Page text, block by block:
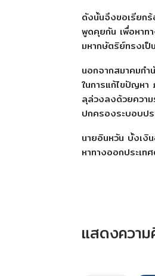
ดังนั้นจึงขอเรียกร้
พูดคุยกัน เพื่อหาท
มหากษัตริย์ทรงเป็
นอกจากสมาคมกำ
ในการแก้ไขปัญหา
ลุล่วงลงด้วยความ
ปกครองระบอบปร
นายอินหวัน บั้งเงิ
หาทางออกประเท
แสดงความ